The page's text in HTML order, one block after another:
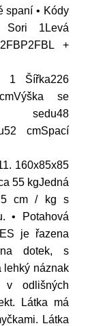
spaní • Kódy
Sori 1Levá
+
1 Šířka226
se
sedu48
cmSpací
160x85x85
55 kgJedná
5 cm / kg s
• Potahová
je řazena
dotek, s
lehký náznak
odlišných
Látka má
Látka